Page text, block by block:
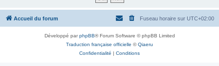
h
Accueil du forum Fuseau horaire sur UTC+02:00
Développé parphpBB® Forum Software © phpBB Limited
Traduction française officielle ©Qiaeru
Confidentialité | Conditions